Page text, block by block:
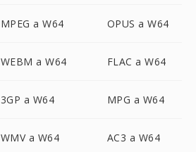
MPEG a W64 OPUS a W64
WEBM a W64 FLAC a W64
3GP a W64 MPG a W64
WMV a W64 AC3 a W64